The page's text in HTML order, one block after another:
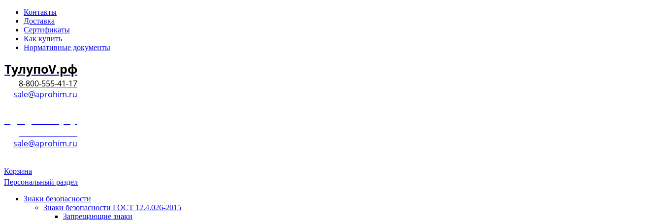
Контакты
Доставка
Сертификаты
Как купить
Нормативные документы
ТулупоV.рф
8-800-555-41-17
sale@aprohim.ru
sale@aprohim.ru
Корзина
Персональный раздел
Знаки безопасности
Знаки безопасности ГОСТ 12.4.026-2015
Запрещающие знаки